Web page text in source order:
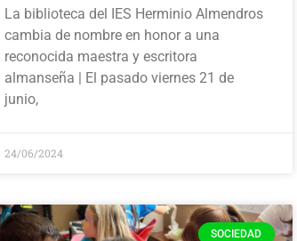
La biblioteca del IES Herminio Almendros
cambia de nombre en honor a una
reconocida maestra y escritora
almanseña | El pasado viernes 21 de
junio,
24/06/2024
SOCIEDAD